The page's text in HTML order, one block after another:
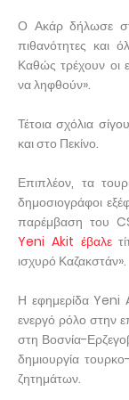
Ο Ακάρ δήλωσε
πιθανότητες και
Καθώς τρέχουν οι
να ληφθούν».
Τέτοια σχόλια
και στο Πεκίνο.
Επιπλέον, τα
δημοσιογράφοι
παρέμβαση του
Yeni Akit έβαλε
ισχυρό Καζακστάν».
Η εφημερίδα Yeni
ενεργό ρόλο στην
στη Βοσνία-
δημιουργία
ζητημάτων.